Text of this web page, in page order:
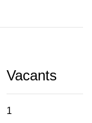
Vacants
1